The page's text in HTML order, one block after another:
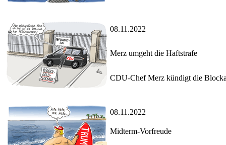
08.11.2022
Merz umgeht die Haftstrafe
CDU-Chef Merz kündigt die
08.11.2022
Midterm-Vorfreude